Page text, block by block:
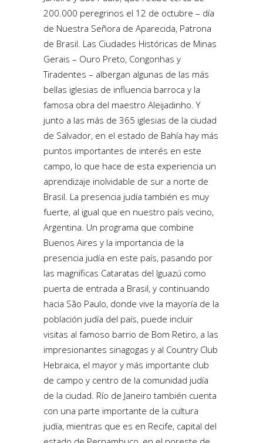
200.000 peregrinos el 12 de octubre – día
de Nuestra Señora de Aparecida, Patrona
de Brasil. Las Ciudades Históricas de Minas
Gerais – Ouro Preto, Congonhas y
Tiradentes – albergan algunas de las más
bellas iglesias de influencia barroca y la
famosa obra del maestro Aleijadinho. Y
junto a las más de 365 iglesias de la ciudad
de Salvador, en el estado de Bahía hay más
puntos importantes de interés en este
campo, lo que hace de esta experiencia un
aprendizaje inolvidable de sur a norte de
Brasil. La presencia judía también es muy
fuerte, al igual que en nuestro país vecino,
Argentina. Un programa que combine
Buenos Aires y la importancia de la
presencia judía en este país, pasando por
las magníficas Cataratas del Iguazú como
puerta de entrada a Brasil, y continuando
hacia São Paulo, donde vive la mayoría de la
población judía del país, puede incluir
visitas al famoso barrio de Bom Retiro, a las
impresionantes sinagogas y al Country Club
Hebraica, el mayor y más importante club
de campo y centro de la comunidad judía
de la ciudad. Río de Janeiro también cuenta
con una parte importante de la cultura
judía, mientras que es en Recife, capital del